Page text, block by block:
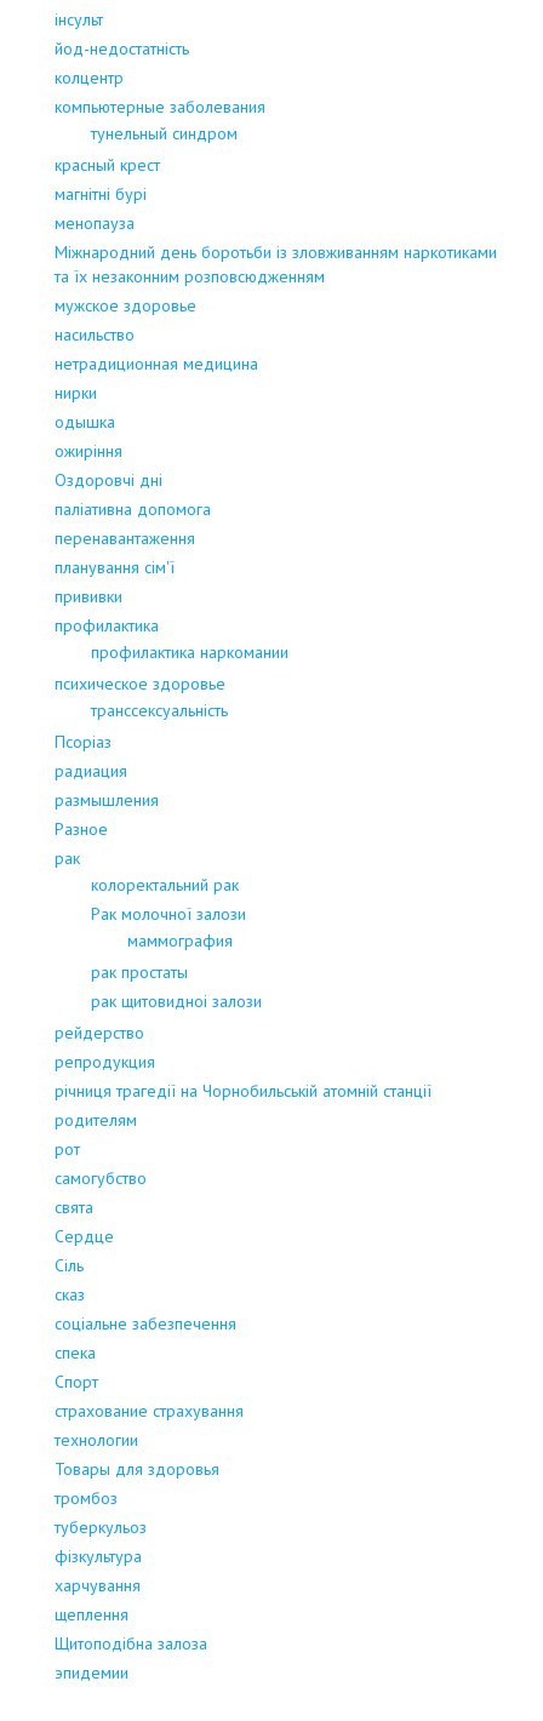
інсульт
йод-недостатність
колцентр
компьютерные заболевания
тунельный синдром
красный крест
магнітні бурі
менопауза
Міжнародний день боротьби із зловживанням наркотиками
та їх незаконним розповсюдженням
мужское здоровье
насильство
нетрадиционная медицина
нирки
одышка
ожиріння
Оздоровчі дні
паліативна допомога
перенавантаження
планування сім'ї
прививки
профилактика
профилактика наркомании
психическое здоровье
транссексуальність
Псоріаз
радиация
размышления
Разное
рак
колоректальний рак
Рак молочної залози
маммография
рак простаты
рак щитовидноі залози
рейдерство
репродукция
річниця трагедії на Чорнобильській атомній станції
родителям
рот
самогубство
свята
Сердце
Сіль
сказ
соціальне забезпечення
спека
Спорт
страхование страхування
технологии
Товары для здоровья
тромбоз
туберкульоз
фізкультура
харчування
щеплення
Щитоподібна залоза
эпидемии